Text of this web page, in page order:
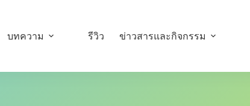
บทความ รีวิว ข่าวสารและกิจกรรม